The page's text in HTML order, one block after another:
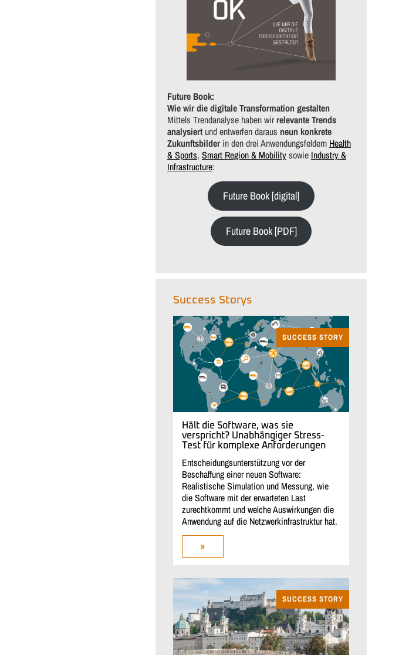
Future Book:
Wie wir die digitale Transformation gestalten
Mittels Trendanalyse haben wirrelevante Trends
analysiertund entwerfen daraus neun konkrete
Zukunftsbilder in den drei Anwendungsfeldern Health
& Sports, Smart Region & Mobilitysowie Industry &
Infrastructure:
Future Book [digital]
Future Book [PDF]
Success Storys
SUCCESS STORY
Hält die Software, was sie
verspricht? Unabhängiger Stress-
Test für komplexe Anforderungen
Entscheidungsunterstützung vor der
Beschaffung einer neuen Software:
Realistische Simulation und Messung, wie
die Software mit der erwarteten Last
zurechtkommt und welche Auswirkungen die
Anwendung auf die Netzwerkinfrastruktur hat.
»
SUCCESS STORY